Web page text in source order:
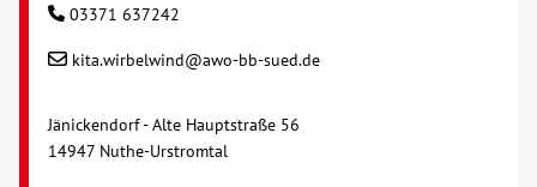
03371 637242
kita.wirbelwind@awo-bb-sued.de
Jänickendorf - Alte Hauptstraße 56
14947 Nuthe-Urstromtal